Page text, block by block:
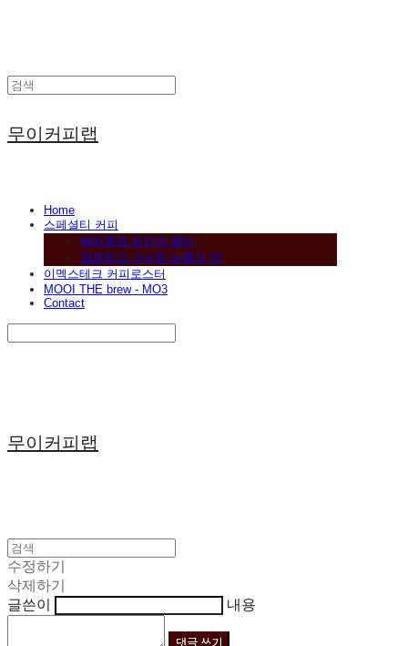
무이커피랩
Home
스페셜티 커피
베리류와 와인의 향미
깔끔하고 구수한 누룽지 맛
이멕스테크 커피로스터
MOOI THE brew - MO3
Contact
무이커피랩
수정하기
삭제하기
글쓴이
내용